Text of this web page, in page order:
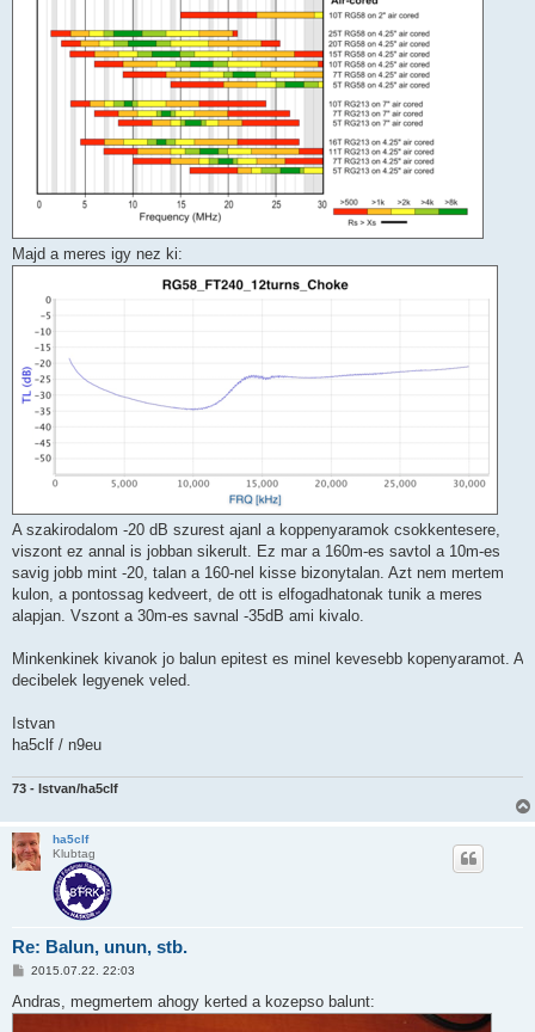
Majd a meres igy nez ki:
A szakirodalom -20 dB szurest ajanl a koppenyaramok csokkentesere,
viszont ez annal is jobban sikerult. Ez mar a 160m-es savtol a 10m-es
savig jobb mint -20, talan a 160-nel kisse bizonytalan. Azt nem mertem
kulon, a pontossag kedveert, de ott is elfogadhatonak tunik a meres
alapjan. Vszont a 30m-es savnal -35dB ami kivalo.
Minkenkinek kivanok jo balun epitest es minel kevesebb kopenyaramot. A
decibelek legyenek veled.
Istvan
ha5clf / n9eu
73 - Istvan/ha5clf
ha5clf
Klubtag
Re: Balun, unun, stb.
P
s
t
2015.07.22. 22:03
Andras, megmertem ahogy kerted a kozepso balunt: